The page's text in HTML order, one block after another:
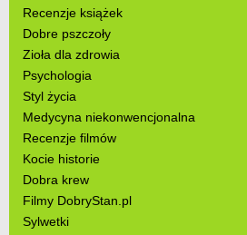
Recenzje książek
Dobre pszczoły
Zioła dla zdrowia
Psychologia
Styl życia
Medycyna niekonwencjonalna
Recenzje filmów
Kocie historie
Dobra krew
Filmy DobryStan.pl
Sylwetki